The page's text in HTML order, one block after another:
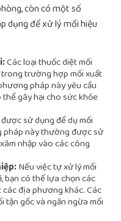
còn có một số
dụng để xử lý mối hiệu
Các loại thuốc diệt mối
trường hợp mối xuất
pháp này yêu cầu
gây hại cho sức khỏe
sử dụng để dụ mối
pháp này thường được sử
nhập vào các công
Nếu việc tự xử lý mối
bạn có thể lựa chọn các
các địa phương khác. Các
tận gốc và ngăn ngừa mối